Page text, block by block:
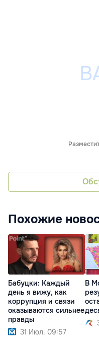
Похожие
Бабуцки: Каждый
день я вижу, как
коррупция и связи
оказываются сильнее
правды
31 Июл. 09:57
В